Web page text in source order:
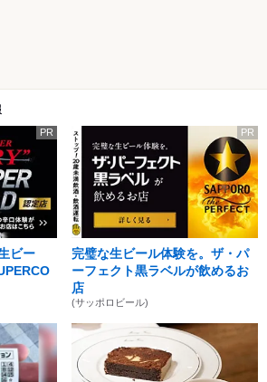
PR
ビー
PR
完璧な生ビール体験を。ザ・パ
ーフェクト黒ラベルが飲めるお
店
(サッポロビール)